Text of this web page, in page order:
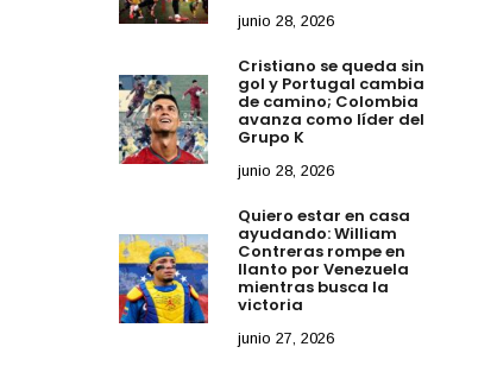
junio 28, 2026
Cristiano se queda sin
gol y Portugal cambia
de camino; Colombia
avanza como líder del
Grupo K
junio 28, 2026
Quiero estar en casa
ayudando: William
Contreras rompe en
llanto por Venezuela
mientras busca la
victoria
junio 27, 2026